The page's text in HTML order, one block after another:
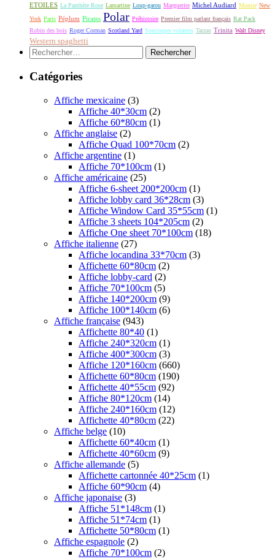
ETOILES La Panthère Rose Lamartine Loup-garou Marguerite Michel Audiard Momie New
York Paris Péplum Pirates Polar Préhistoire Premier film parlant français Rat Pack
Robin des bois Roger Corman Scotland Yard Soucoupes volantes Tarzan Trinita Walt Disney
Western spaghetti
Rechercher :
Catégories
Affiche mexicaine (3)
Affiche 40*30cm (2)
Affiche 60*80cm (1)
Affiche anglaise (2)
Affiche Quad 100*70cm (2)
Affiche argentine (1)
Affiche 70*100cm (1)
Affiche américaine (25)
Affiche 6-sheet 200*200cm (1)
Affiche lobby card 36*28cm (3)
Affiche Window Card 35*55cm (1)
Affiche 3 sheets 104*205cm (2)
Affiche One sheet 70*100cm (18)
Affiche italienne (27)
Affiche locandina 33*70cm (3)
Affichette 60*80cm (2)
Affiche lobby-card (2)
Affiche 70*100cm (5)
Affiche 140*200cm (9)
Affiche 100*140cm (6)
Affiche française (943)
Affichette 80*40 (1)
Affiche 240*320cm (1)
Affiche 400*300cm (3)
Affiche 120*160cm (660)
Affichette 60*80cm (190)
Affichette 40*55cm (92)
Affiche 80*120cm (14)
Affiche 240*160cm (12)
Affichette 40*80cm (22)
Affiche belge (10)
Affichette 60*40cm (1)
Affichette 40*60cm (9)
Affiche allemande (5)
Affichette cartonnée 40*25cm (1)
Affiche 60*90cm (4)
Affiche japonaise (3)
Affiche 51*148cm (1)
Affiche 51*74cm (1)
Affichette 50*80cm (1)
Affiche espagnole (2)
Affiche 70*100cm (2)